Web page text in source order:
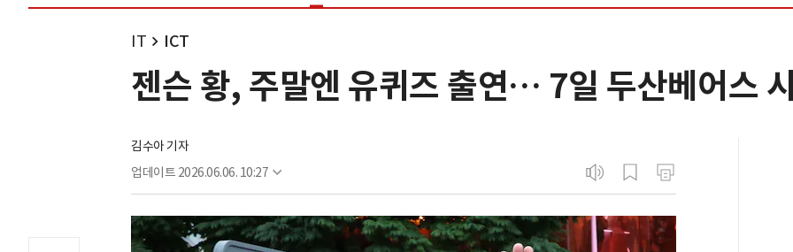
IT ICT
젠슨 황, 주말엔 유퀴즈 출연… 7일 두산베어스
김수아 기자
업데이트 2026.06.06. 10:27